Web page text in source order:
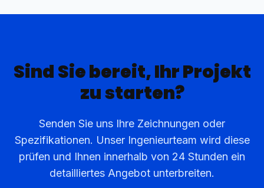
Sind Sie bereit, Ihr Projekt
zu starten?
Senden Sie uns Ihre Zeichnungen oder
Spezifikationen. Unser Ingenieurteam wird diese
prüfen und Ihnen innerhalb von 24 Stunden ein
detailliertes Angebot unterbreiten.